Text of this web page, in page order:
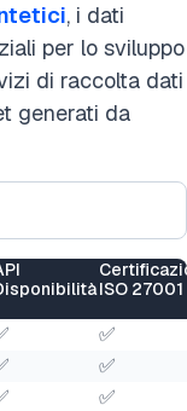
, i dati
per lo sviluppo
di raccolta dati
generati da
ISO 27001
✅
✅
✅